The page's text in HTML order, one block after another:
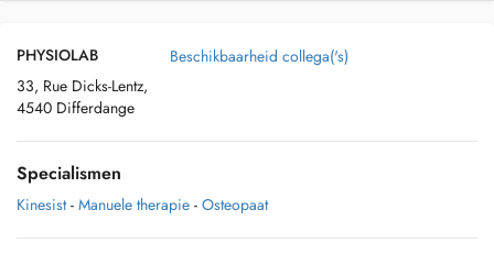
PHYSIOLAB
33, Rue Dicks-Lentz,
4540 Differdange
Beschikbaarheid collega('s)
Specialismen
Kinesist - Manuele therapie - Osteopaat